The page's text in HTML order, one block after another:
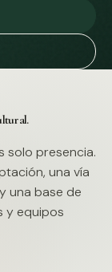
solo presencia.
una vía
una base de
y equipos